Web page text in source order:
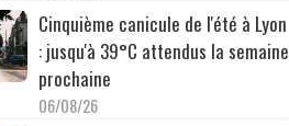
Cinquième canicule de l'été à Lyon
: jusqu'à 39°C attendus la semaine
prochaine
06/08/26